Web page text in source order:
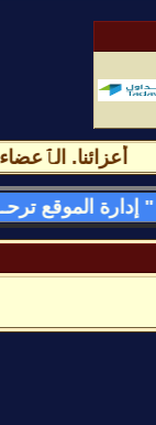
أعزائنا. الٱعضاء